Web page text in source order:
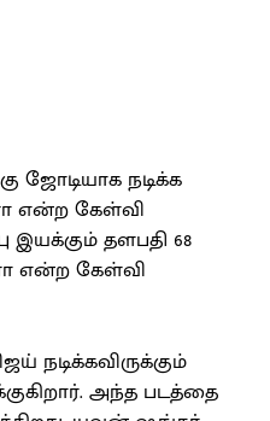
ஜோடியாக நடிக்க
என்ற கேள்வி
இயக்கும் தளபதி 68
என்ற கேள்வி
நடிக்கவிருக்கும்
அந்த படத்தை